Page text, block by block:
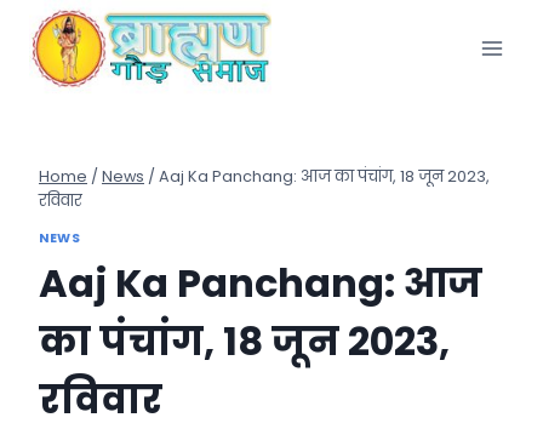
content
Home / News / Aaj Ka Panchang: आज का पंचांग, 18 जून 2023,
रविवार
NEWS
Aaj Ka Panchang: आज
का पंचांग, 18 जून 2023,
रविवार